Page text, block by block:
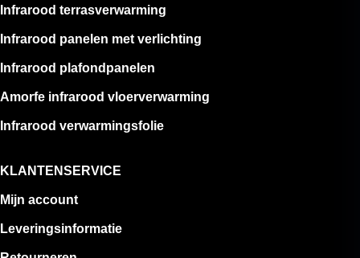
Infrarood terrasverwarming
Infrarood panelen met verlichting
Infrarood plafondpanelen
Amorfe infrarood vloerverwarming
Infrarood verwarmingsfolie
KLANTENSERVICE
Mijn account
Leveringsinformatie